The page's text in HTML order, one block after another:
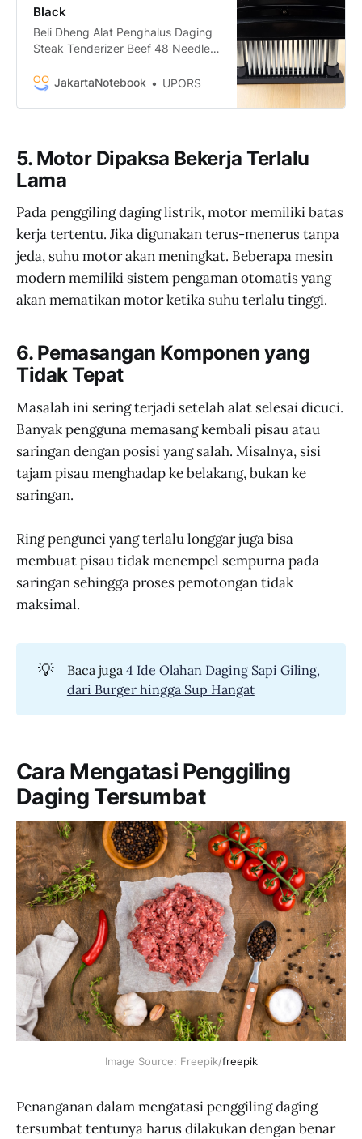
Black
Beli Dheng Alat Penghalus Daging
Steak Tenderizer Beef 48 Needle
bergaransi hanya di
fitur COD, 1-Day Shipping, dan
JakartaNotebook UPORS
5. Motor Dipaksa Bekerja Terlalu
Lama
Pada penggiling daging listrik, motor memiliki batas
kerja tertentu. Jika digunakan terus-menerus tanpa
jeda, suhu motor akan meningkat. Beberapa mesin
modern memiliki sistem pengaman otomatis yang
akan mematikan motor ketika suhu terlalu tinggi.
6. Pemasangan Komponen yang
Tidak Tepat
Masalah ini sering terjadi setelah alat selesai dicuci.
Banyak pengguna memasang kembali pisau atau
saringan dengan posisi yang salah. Misalnya, sisi
tajam pisau menghadap ke belakang, bukan ke
saringan.
Ring pengunci yang terlalu longgar juga bisa
membuat pisau tidak menempel sempurna pada
saringan sehingga proses pemotongan tidak
maksimal.
💡 Baca juga 4 Ide Olahan Daging Sapi Giling,
dari Burger hingga Sup Hangat
Cara Mengatasi Penggiling
Daging Tersumbat
Image Source: Freepik/freepik
Penanganan dalam mengatasi penggiling daging
tersumbat tentunya harus dilakukan dengan benar